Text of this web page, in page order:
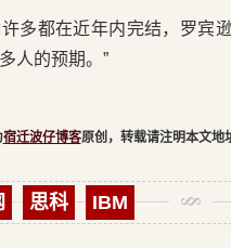
多都在近年内完结，罗宾
人的预期。”
宿迁波仔博客原创，转载请注明本文地
思科 IBM